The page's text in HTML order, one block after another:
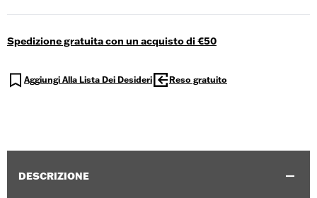
Spedizione gratuita con un acquisto di €50
Aggiungi Alla Lista Dei Desideri Reso gratuito
DESCRIZIONE